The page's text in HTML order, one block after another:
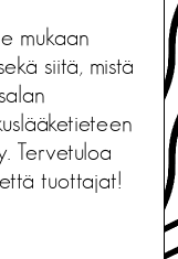
mukaan
siitä, mistä
Tervetuloa
tuottajat!